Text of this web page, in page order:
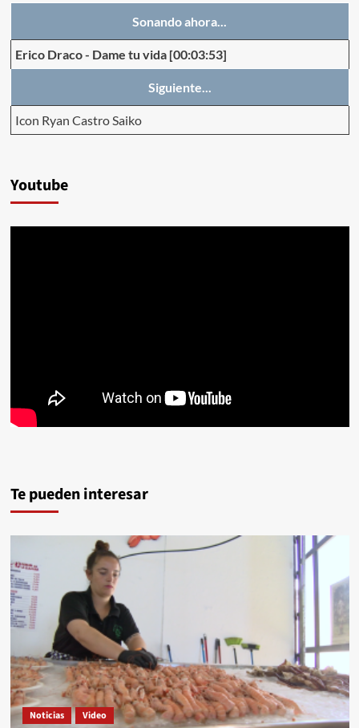
Sonando ahora...
Erico Draco- Dame tu vida [00:03:53]
Siguiente...
Icon Ryan Castro Saiko
Youtube
Te pueden interesar
Noticias Video